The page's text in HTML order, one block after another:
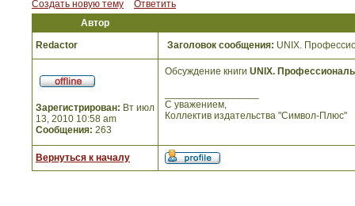
Создать новую тему
Ответить
Автор
Redactor
Заголовок сообщения: UNIX.
Зарегистрирован: Вт июл
13, 2010 10:58 am
Сообщения: 263
Обсуждение книги UNIX.
С уважением,
Коллектив издательства "Символ-Плюс"
Вернуться к началу